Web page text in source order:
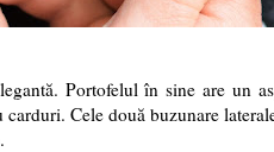
Portofelul în sine are un
Cele două buzunare